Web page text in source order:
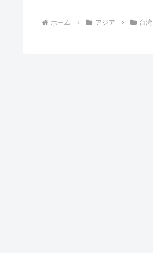
ホーム アジア 台湾